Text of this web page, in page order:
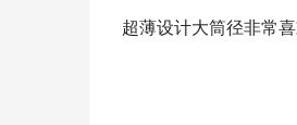
超薄设计大筒径非常